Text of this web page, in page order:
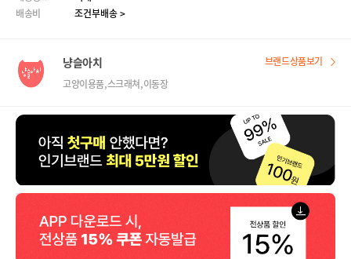
배송비
조건부배송 >
냥슬아치
고양이용품,스크래쳐,이동장
브랜드상품보기